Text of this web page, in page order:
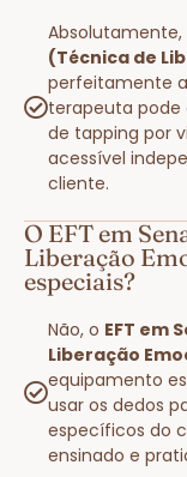
Absolutamente,
(Técnica de
perfeitamente
terapeuta pode
de tapping por
acessível
cliente.
O EFT em
Liberação
especiais?
Não, o EFT em
Liberação
equipamento
usar os dedos
específicos do
ensinado e